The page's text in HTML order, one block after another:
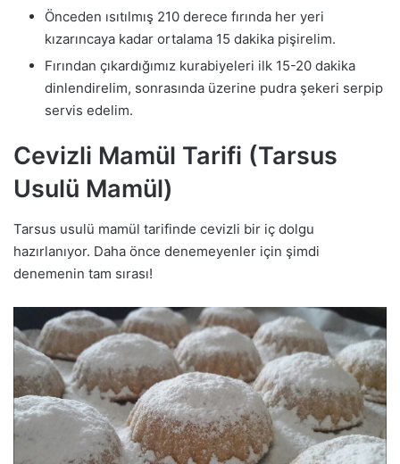
Önceden ısıtılmış 210 derece fırında her yeri
kızarıncaya kadar ortalama 15 dakika pişirelim.
Fırından çıkardığımız kurabiyeleri ilk 15-20 dakika
dinlendirelim, sonrasında üzerine pudra şekeri serpip
servis edelim.
Cevizli Mamül Tarifi (Tarsus
Usulü Mamül)
Tarsus usulü mamül tarifinde cevizli bir iç dolgu
hazırlanıyor. Daha önce denemeyenler için şimdi
denemenin tam sırası!